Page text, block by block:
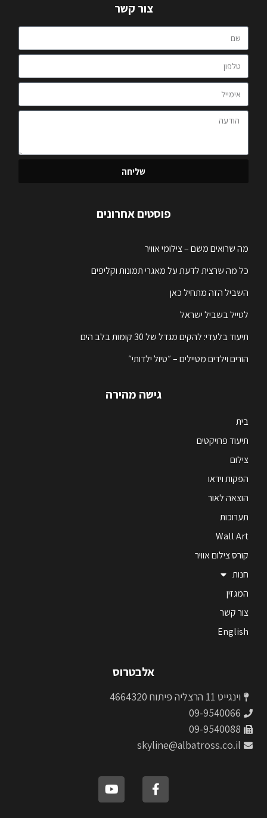
צור קשר
שליחה
פוסטים אחרונים
מה שרואים משם – צילומי אוויר
כל מה שרצית לדעת על מאגרי תמונות וקליפים
השביל הזה מתחיל כאן
לטייל בשביל ישראל
תיעוד בלעדי: להקים מגדל של 30 קומות בלב הים
הורים וילדים מטיילים – ״טיול ילדותי״
גישה מהירה
בית
תיעוד פרויקטים
צילום
הפקות וידאו
הוצאה לאור
תערוכות
Wall Art
קורס צילום אוויר
חנות
המגזין
צור קשר
English
אלבטרוס
וינגייט 11 הרצליה פיתוח 4664320
09-9540066
09-9540088
skyline@albatross.co.il